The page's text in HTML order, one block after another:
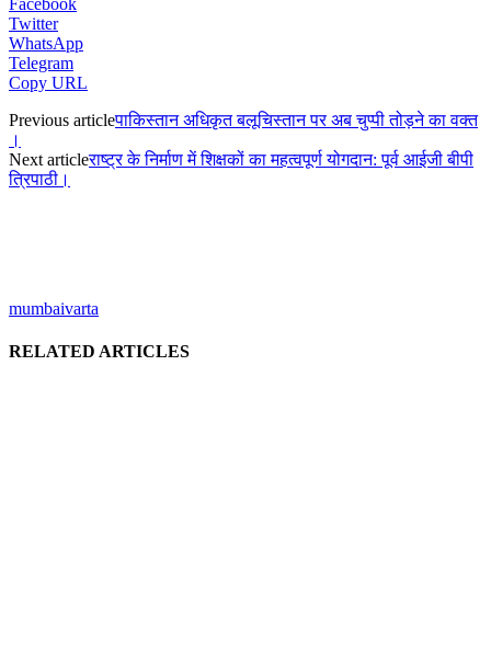
Twitter
WhatsApp
Telegram
Copy URL
Previous articleपाकिस्तान अधिकृत बलूचिस्तान पर अब चुप्पी तोड़ने का वक्त
।
Next articleराष्ट्र के निर्माण में शिक्षकों का महत्वपूर्ण योगदान: पूर्व आईजी बीपी
त्रिपाठी।
mumbaivarta
RELATED ARTICLES